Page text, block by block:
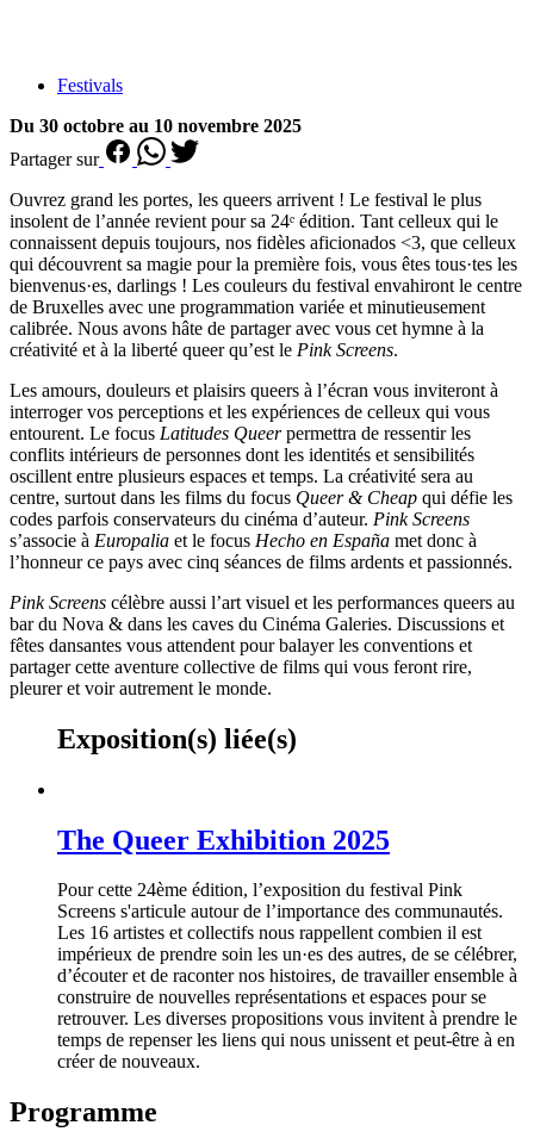
Festivals
Du 30 octobre au 10 novembre 2025
Partager sur
Ouvrez grand les portes, les queers arrivent ! Le festival le plus
insolent de l’année revient pour sa 24ᵉ édition. Tant celleux qui le
connaissent depuis toujours, nos fidèles aficionados <3, que celleux
qui découvrent sa magie pour la première fois, vous êtes tous·tes les
bienvenus·es, darlings ! Les couleurs du festival envahiront le centre
de Bruxelles avec une programmation variée et minutieusement
calibrée. Nous avons hâte de partager avec vous cet hymne à la
créativité et à la liberté queer qu’est le Pink Screens.
Les amours, douleurs et plaisirs queers à l’écran vous inviteront à
interroger vos perceptions et les expériences de celleux qui vous
entourent. Le focus Latitudes Queerpermettra de ressentir les
conflits intérieurs de personnes dont les identités et sensibilités
oscillent entre plusieurs espaces et temps. La créativité sera au
centre, surtout dans les films du focus Queer & Cheap qui défie les
codes parfois conservateurs du cinéma d’auteur. Pink Screens
s’associe à Europalia et le focus Hecho en España met donc à
l’honneur ce pays avec cinq séances de films ardents et passionnés.
Pink Screens célèbre aussi l’art visuel et les performances queers au
bar du Nova & dans les caves du Cinéma Galeries. Discussions et
fêtes dansantes vous attendent pour balayer les conventions et
partager cette aventure collective de films qui vous feront rire,
pleurer et voir autrement le monde.
Exposition(s) liée(s)
The Queer Exhibition 2025
Pour cette 24ème édition, l’exposition du festival Pink
Screens s'articule autour de l’importance des communautés.
Les 16 artistes et collectifs nous rappellent combien il est
impérieux de prendre soin les un·es des autres, de se célébrer,
d’écouter et de raconter nos histoires, de travailler ensemble à
construire de nouvelles représentations et espaces pour se
retrouver. Les diverses propositions vous invitent à prendre le
temps de repenser les liens qui nous unissent et peut-être à en
créer de nouveaux.
Programme